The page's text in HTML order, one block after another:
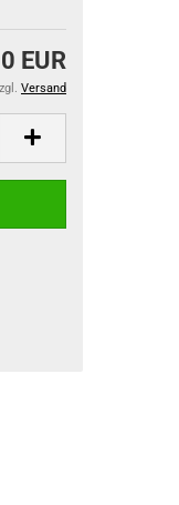
EUR
Versand